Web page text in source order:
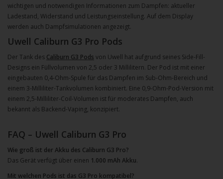
wichtigen und notwendigen Informationen zum Dampfen: aktueller
Ladestand, Widerstand und Leistungseinstellung. Auf dem Display
werden auch Dampfsimulationen angezeigt.
Uwell Caliburn G3 Pro Pods
Der Tank des Caliburn G3 Pods von Uwell hat aufgrund seines Side-Fill-
Designs ein Füllvolumen von 2,5 oder 3 Millilitern. Der Pod ist mit einer
eingebauten 0,4-Ohm-Spule für das Dampfen im Sub-Ohm-Bereich und
einem 3-Milliliter-Tankvolumen kombiniert. Eine 0,9-Ohm-Pod-Version mit
einem 2,5-Milliliter-Coil-Volumen ist für moderates Dampfen, auch
bekannt als Backend-Vaping, konzipiert.
FAQ – Uwell Caliburn G3 Pro
Wie groß ist der Akku des Caliburn G3 Pro?
Das Gerät verfügt über einen 1.000 mAh Akku.
Mit welchen Pods ist das G3 Pro kompatibel?